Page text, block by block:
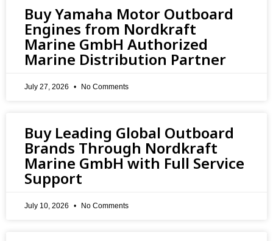
Buy Yamaha Motor Outboard
Engines from Nordkraft
Marine GmbH Authorized
Marine Distribution Partner
July 27, 2026 No Comments
Buy Leading Global Outboard
Brands Through Nordkraft
Marine GmbH with Full Service
Support
July 10, 2026 No Comments